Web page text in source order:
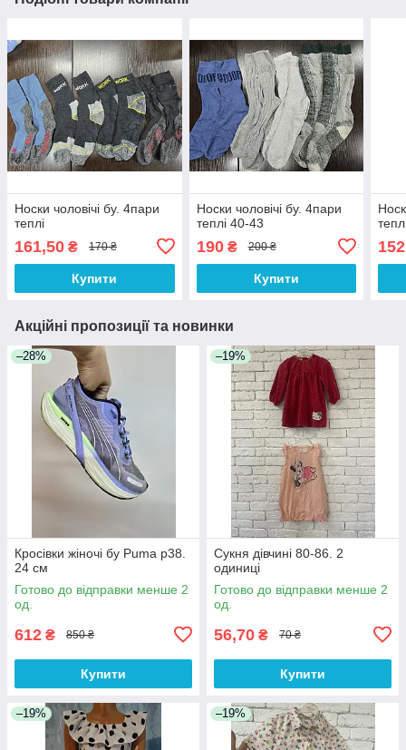
Носки чоловічі бу. 4пари
теплі
161,50 ₴ 170 ₴
Купити
Носки чоловічі бу. 4пари
теплі 40-43
190₴ 200 ₴
Купити
152
Акційні пропозиції та новинки
–28%
Кросівки жіночі бу Puma р38.
24 см
Готово до відправки менше 2
од.
612 ₴ 850 ₴
Купити
–19%
Сукня дівчині 80-86. 2
одиниці
Готово до відправки менше 2
од.
56,70 ₴ 70 ₴
Купити
–19% –19%